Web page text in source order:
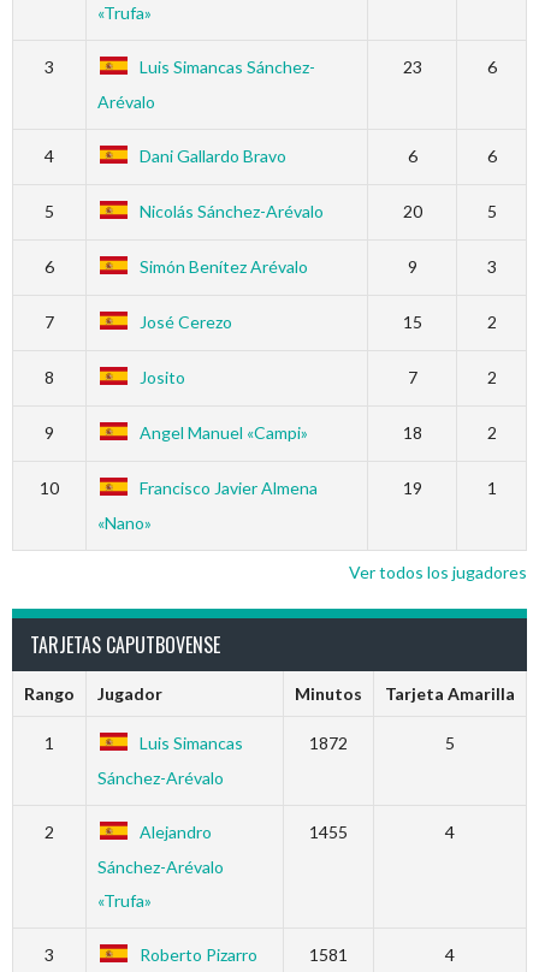
«Trufa»
3
Luis Simancas Sánchez-
Arévalo
23 6
4 Dani Gallardo Bravo 6 6
5 Nicolás Sánchez-Arévalo 20 5
6 Simón Benítez Arévalo 9 3
7 José Cerezo 15 2
8 Josito 7 2
9 Angel Manuel «Campi» 18 2
10
Francisco Javier Almena
«Nano»
19 1
Ver todos los jugadores
TARJETAS CAPUTBOVENSE
Rango Jugador Minutos Tarjeta Amarilla
1
Luis Simancas
Sánchez-Arévalo
1872 5
2
Alejandro
Sánchez-Arévalo
«Trufa»
1455 4
3 Roberto Pizarro 1581 4